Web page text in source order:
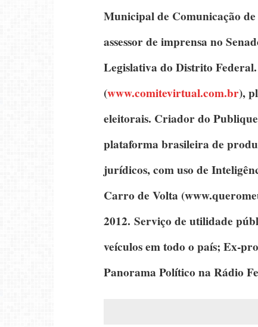
Municipal de Comunicação
assessor de imprensa no
Legislativa do Distrito Federal.
(www.comitevirtual.com.br),
eleitorais. Criador do
plataforma brasileira de
jurídicos, com uso de
Carro de Volta
2012. Serviço de utilidade
veículos em todo o país; Ex-
Panorama Político na Rádio